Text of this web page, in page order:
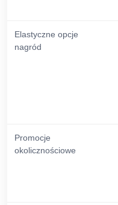
Elastyczne opcje
nagród
Promocje
okolicznościowe